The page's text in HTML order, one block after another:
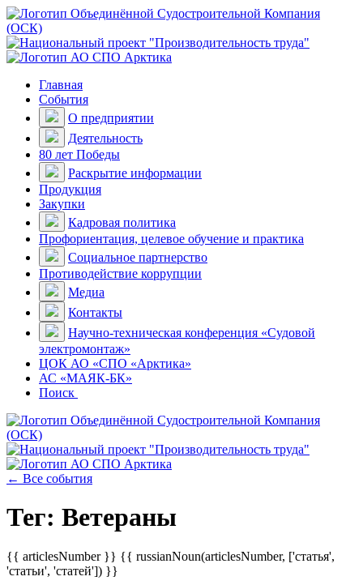
Главная
События
О предприятии
Деятельность
80 лет Победы
Раскрытие информации
Продукция
Закупки
Кадровая политика
Профориентация, целевое обучение и практика
Социальное партнерство
Противодействие коррупции
Медиа
Контакты
Научно-техническая конференция «Судовой
электромонтаж»
ЦОК АО «СПО «Арктика»
АС «МАЯК-БК»
Поиск
← Все события
Тег: Ветераны
{{ articlesNumber }} {{ russianNoun(articlesNumber, ['статья',
'статьи', 'статей']) }}